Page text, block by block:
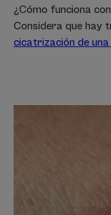
¿Cómo funciona
Considera que hay
cicatrización de una